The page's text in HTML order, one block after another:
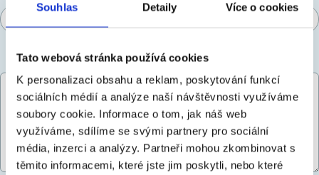
Souhlas Detaily Více o cookies
Tato webová stránka používá cookies
K personalizaci obsahu a reklam, poskytování funkcí
sociálních médií a analýze naší návštěvnosti využíváme
soubory cookie. Informace o tom, jak náš web
využíváme, sdílíme se svými partnery pro sociální
média, inzerci a analýzy. Partneři mohou zkombinovat s
těmito informacemi, které jste jim poskytli, nebo které
Vaša otázka *